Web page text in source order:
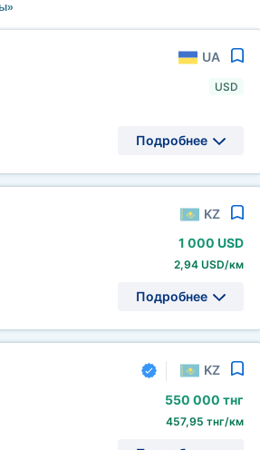
UA
USD
Подробнее
KZ
1 000 USD
2,94 USD/км
Подробнее
KZ
550 000 тнг
457,95 тнг/км